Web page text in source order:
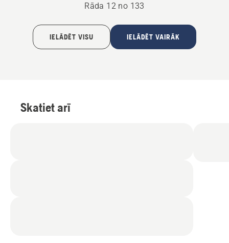
Rāda 12 no 133
IELĀDĒT VISU IELĀDĒT VAIRĀK
Skatiet arī